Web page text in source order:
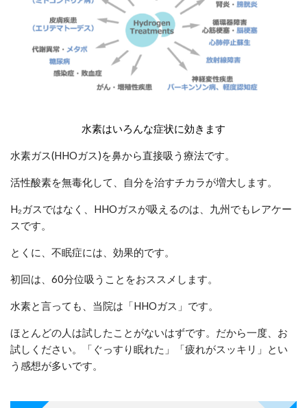
水素はいろんな症状に効きます
水素ガス(HHOガス)を鼻から直接吸う療法です。
活性酸素を無毒化して、自分を治すチカラが増大します。
H₂ガスではなく、HHOガスが吸えるのは、九州でもレアケー
スです。
とくに、不眠症には、効果的です。
初回は、60分位吸うことをおススメします。
水素と言っても、当院は「HHOガス」です。
ほとんどの人は試したことがないはずです。だから一度、お
試しください。「ぐっすり眠れた」「疲れがスッキリ」とい
う感想が多いです。